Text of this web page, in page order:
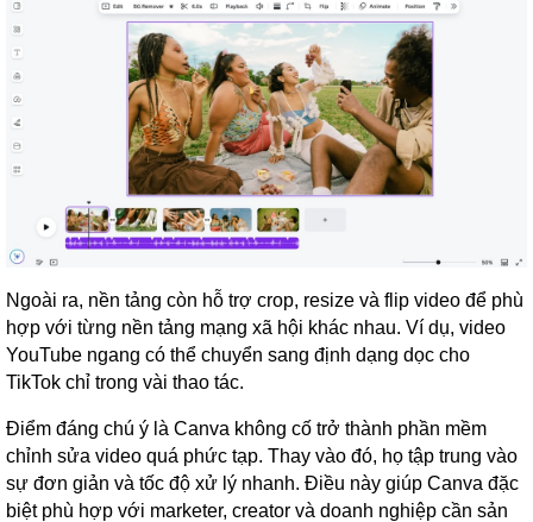
Ngoài ra, nền tảng còn hỗ trợ crop, resize và flip video để phù
hợp với từng nền tảng mạng xã hội khác nhau. Ví dụ, video
YouTube ngang có thể chuyển sang định dạng dọc cho
TikTok chỉ trong vài thao tác.
Điểm đáng chú ý là Canva không cố trở thành phần mềm
chỉnh sửa video quá phức tạp. Thay vào đó, họ tập trung vào
sự đơn giản và tốc độ xử lý nhanh. Điều này giúp Canva đặc
biệt phù hợp với marketer, creator và doanh nghiệp cần sản